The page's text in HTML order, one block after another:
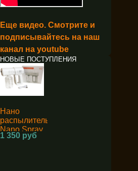
Еще видео. Смотрите и
подписывайтесь на наш
канал на youtube
НОВЫЕ ПОСТУПЛЕНИЯ
Нано
распылитель
Nano Spray
Machine K5
1 350 руб